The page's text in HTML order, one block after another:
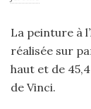
La peinture à
réalisée sur
haut et de
de Vinci.